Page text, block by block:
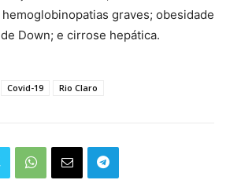
graves; obesidade
Down; e cirrose hepática.
Covid-19 Rio Claro